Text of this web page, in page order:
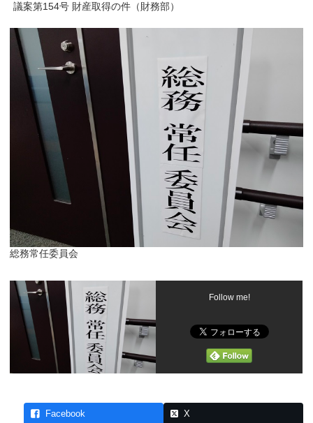
議案第154号 財産取得の件（財務部）
総務常任委員会
Follow me!
Facebook X